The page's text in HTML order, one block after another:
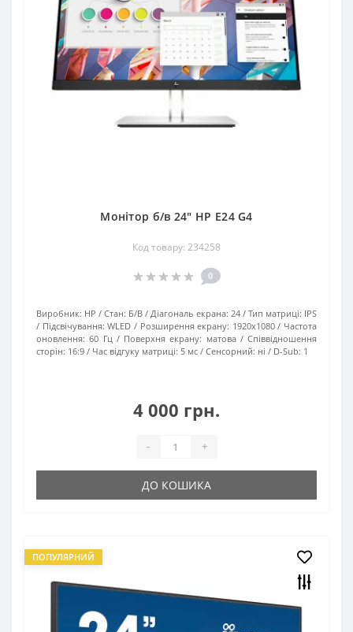
Монітор б/в 24" HP E24 G4
Код товару: 234258
0
Виробник: HP Стан: Б/В Діагональ екрана: 24 Тип матриці: IPS
Підсвічування: WLED Розширення екрану: 1920х1080
Частота
оновлення: 60 Гц Поверхня екрану: матова
Співвідношення
сторін: 16:9 Час відгуку матриці: 5 мс Сенсорний: ні D-Sub: 1
4 000 грн.
- +
ДО КОШИКА
ПОПУЛЯРНИЙ